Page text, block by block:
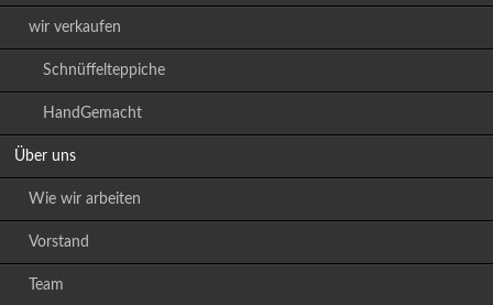
wir verkaufen
Schnüffelteppiche
HandGemacht
Über uns
Wie wir arbeiten
Vorstand
Team